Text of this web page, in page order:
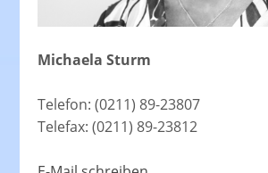
Michaela Sturm
Telefon: (0211) 89-23807
Telefax: (0211) 89-23812